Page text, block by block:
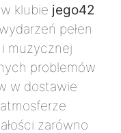
w klubie jego42
pełen
muzycznej
problemów
w dostawie
zarówno